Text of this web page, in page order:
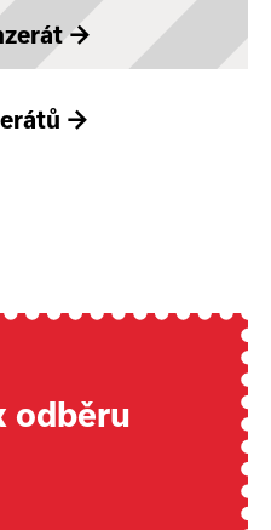
→
→
odběru